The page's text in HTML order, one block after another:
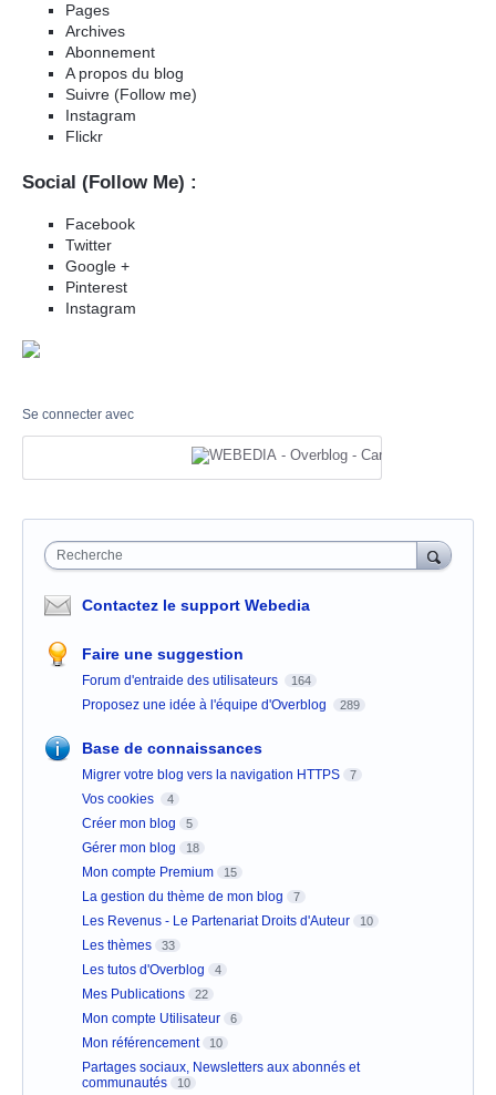
Pages
Archives
Abonnement
A propos du blog
Suivre (Follow me)
Instagram
Flickr
Social (Follow Me) :
Facebook
Twitter
Google +
Pinterest
Instagram
Se connecter avec
Recherche
Contactez le support Webedia
Faire une suggestion
Forum d'entraide des utilisateurs 164
Proposez une idée à l'équipe d'Overblog 289
Base de connaissances
Migrer votre blog vers la navigation HTTPS 7
Vos cookies 4
Créer mon blog 5
Gérer mon blog 18
Mon compte Premium 15
La gestion du thème de mon blog 7
Les Revenus - Le Partenariat Droits d'Auteur 10
Les thèmes 33
Les tutos d'Overblog 4
Mes Publications 22
Mon compte Utilisateur 6
Mon référencement 10
Partages sociaux, Newsletters aux abonnés et
communautés
10